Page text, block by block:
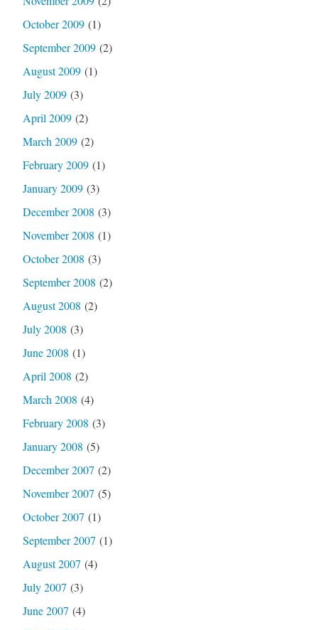
October 2009(1)
September 2009(2)
August 2009(1)
July 2009(3)
April 2009(2)
March 2009(2)
February 2009(1)
January 2009(3)
December 2008 (3)
November 2008 (1)
October 2008 (3)
September 2008 (2)
August 2008 (2)
July 2008 (3)
June 2008 (1)
April 2008 (2)
March 2008 (4)
February 2008 (3)
January 2008 (5)
December 2007 (2)
November 2007 (5)
October 2007 (1)
September 2007 (1)
August 2007 (4)
July 2007 (3)
June 2007 (4)